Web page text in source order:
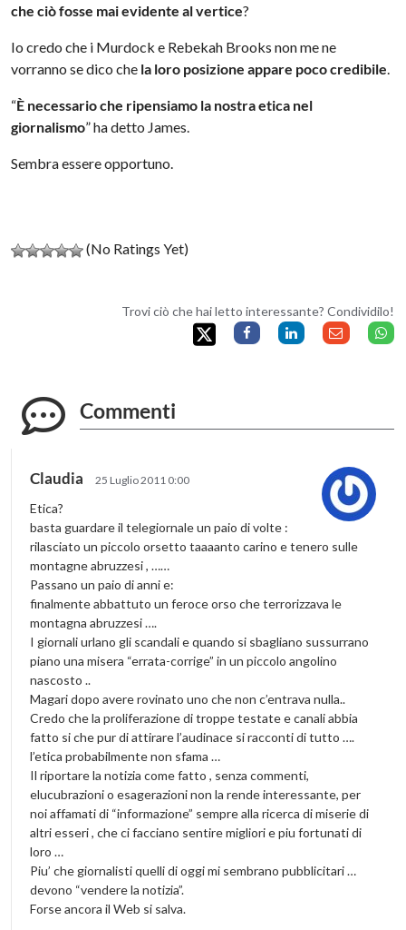
che ciò fosse mai evidente al vertice?
Io credo che i Murdock e Rebekah Brooks non me ne
vorranno se dico che la loro posizione appare poco credibile
“È necessario che ripensiamo la nostra etica nel
giornalismo” ha detto James.
Sembra essere opportuno.
(No Ratings Yet)
Trovi ciò che hai letto interessante? Condividilo!
Commenti
Claudia 25 Luglio 2011 0:00
Etica?
basta guardare il telegiornale un paio di volte :
rilasciato un piccolo orsetto taaaanto carino e tenero sulle
montagne abruzzesi , ……
Passano un paio di anni e:
finalmente abbattuto un feroce orso che terrorizzava le
montagna abruzzesi ….
I giornali urlano gli scandali e quando si sbagliano sussurrano
piano una misera “errata-corrige” in un piccolo angolino
nascosto ..
Magari dopo avere rovinato uno che non c’entrava nulla..
Credo che la proliferazione di troppe testate e canali abbia
fatto si che pur di attirare l’audinace si racconti di tutto ….
l’etica probabilmente non sfama …
Il riportare la notizia come fatto , senza commenti,
elucubrazioni o esagerazioni non la rende interessante, per
noi affamati di “informazione” sempre alla ricerca di miserie di
altri esseri , che ci facciano sentire migliori e piu fortunati di
loro …
Piu’ che giornalisti quelli di oggi mi sembrano pubblicitari …
devono “vendere la notizia”.
Forse ancora il Web si salva.